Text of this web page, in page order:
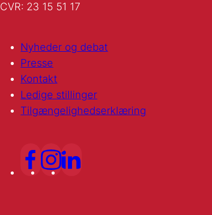
CVR: 23 15 51 17
Nyheder og debat
Presse
Kontakt
Ledige stillinger
Tilgængelighedserklæring